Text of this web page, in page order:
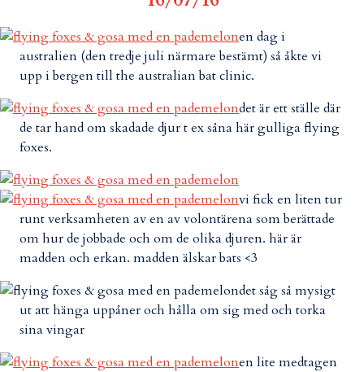
en dag i
australien (den tredje juli närmare bestämt) så åkte vi
upp i bergen till the australian bat clinic.
det är ett ställe där
de tar hand om skadade djur t ex såna här gulliga flying
foxes.
vi fick en liten tur
runt verksamheten av en av volontärena som berättade
om hur de jobbade och om de olika djuren. här är
madden och erkan. madden älskar bats <3
det såg så mysigt
ut att hänga uppåner och hålla om sig med och torka
sina vingar
en lite medtagen